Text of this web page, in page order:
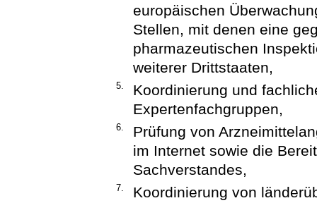
europäischen
Stellen, mit denen eine
pharmazeutischen
weiterer Drittstaaten,
5.
Koordinierung und
Expertenfachgruppen,
6.
Prüfung von
im Internet sowie die
Sachverstandes,
7.
Koordinierung von